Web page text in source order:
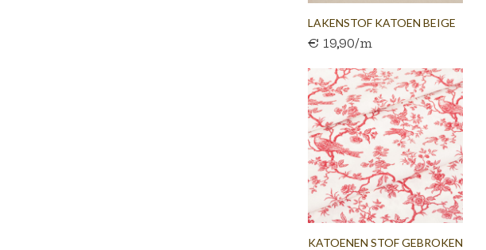
LAKENSTOF KATOEN BEIGE
300 CM
€ 19,90/m
KATOENEN STOF GEBROKEN